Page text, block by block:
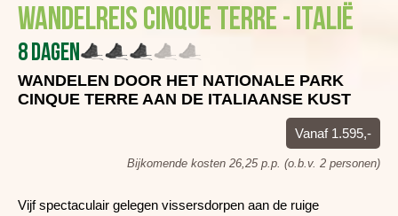
Wandelreis Cinque Terre - Italië
8 dagen
WANDELEN DOOR HET NATIONALE PARK
CINQUE TERRE AAN DE ITALIAANSE KUST
Vanaf 1.595,-
Bijkomende kosten 26,25 p.p. (o.b.v. 2 personen)
Vijf spectaculair gelegen vissersdorpen aan de ruige